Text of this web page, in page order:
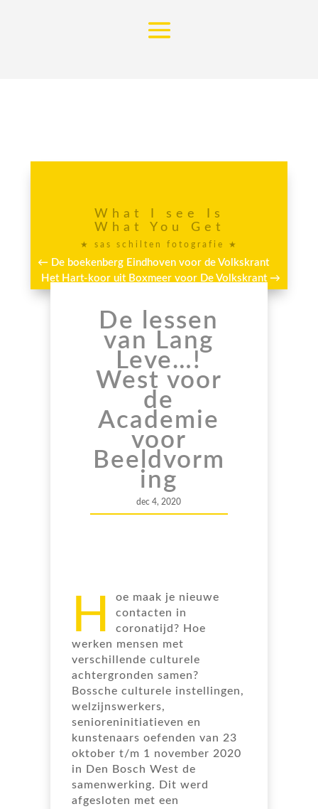
What I see Is
What You Get
★ sas schilten fotografie ★
← De boekenberg Eindhoven voor de Volkskrant
Het Hart-koor uit Boxmeer voor De Volkskrant→
De lessen
van Lang
Leve…!
West voor
de
Academie
voor
Beeldvorm
ing
dec 4, 2020
H
oe maak je nieuwe
contacten in
coronatijd? Hoe
werken mensen met
verschillende culturele
achtergronden samen?
Bossche culturele instellingen,
welzijnswerkers,
senioreninitiatieven en
kunstenaars oefenden van 23
oktober t/m 1 november 2020
in Den Bosch West de
samenwerking. Dit werd
afgesloten met een